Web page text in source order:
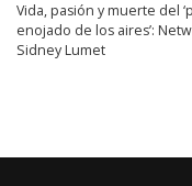
Vida, pasión y muerte del
enojado de los aires’:
Sidney Lumet